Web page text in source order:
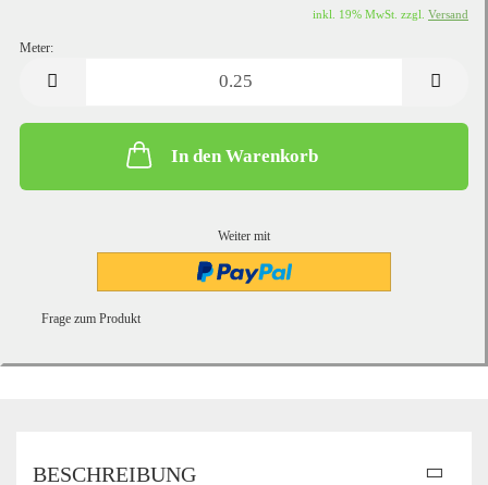
inkl. 19% MwSt. zzgl. Versand
Meter:
In den Warenkorb
Weiter mit
Frage zum Produkt
BESCHREIBUNG